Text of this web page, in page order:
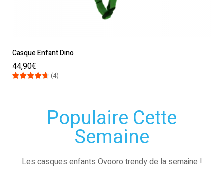
Casque Enfant Dino
44,90€
(4)
Populaire Cette
Semaine
Les casques enfants Ovooro trendy de la semaine !